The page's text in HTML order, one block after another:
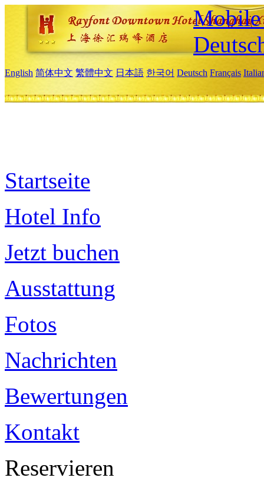
Mobile
English 简体中文 繁體中文 日本語 한국어 Deutsch Français
Startseite
Hotel Info
Jetzt buchen
Ausstattung
Fotos
Nachrichten
Bewertungen
Kontakt
Reservieren